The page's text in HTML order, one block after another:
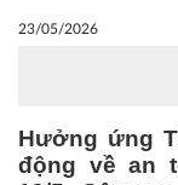
23/05/2026
Hưởng ứng
động về an